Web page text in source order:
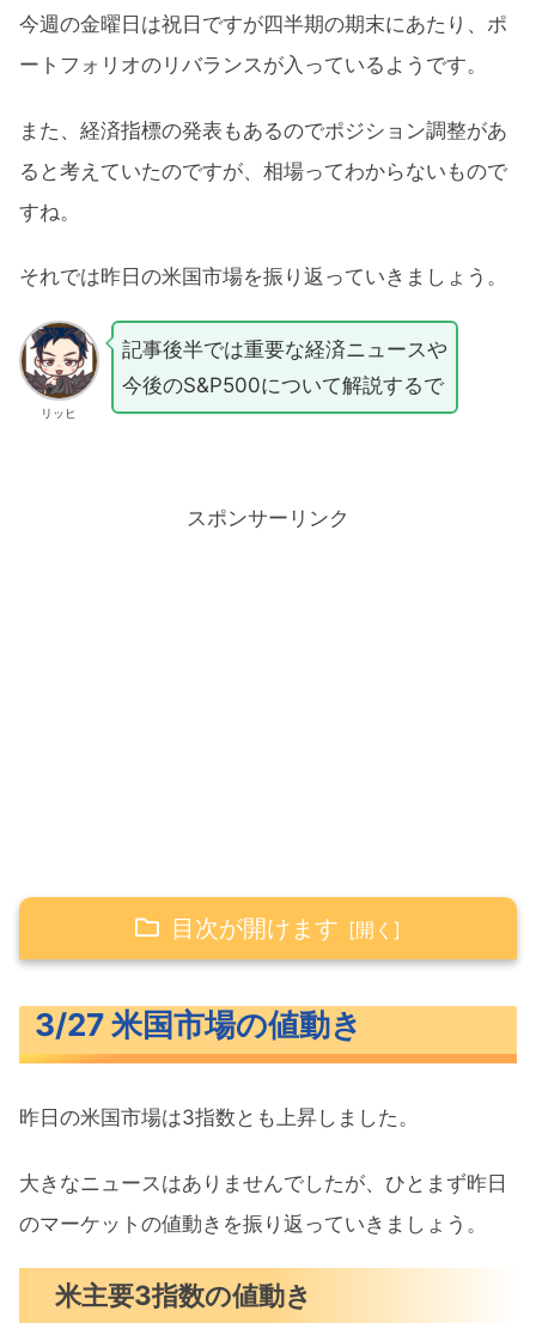
今週の金曜日は祝日ですが四半期の期末にあたり、ポ
ートフォリオのリバランスが入っているようです。
また、経済指標の発表もあるのでポジション調整があ
ると考えていたのですが、相場ってわからないもので
すね。
それでは昨日の米国市場を振り返っていきましょう。
リッヒ
記事後半では重要な経済ニュースや
今後のS&P500について解説するで
スポンサーリンク
目次が開けます
米主要3指数の値動き
S&P500ヒートマップ
セクター別パフォーマンス
S&P500チャート分析
米国市場のトピックス
3/27 米国市場の値動き
昨日の米国市場は3指数とも上昇しました。
大きなニュースはありませんでしたが、ひとまず昨日
のマーケットの値動きを振り返っていきましょう。
米主要3指数の値動き